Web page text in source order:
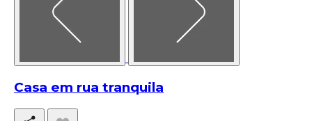
Casa em rua tranquila